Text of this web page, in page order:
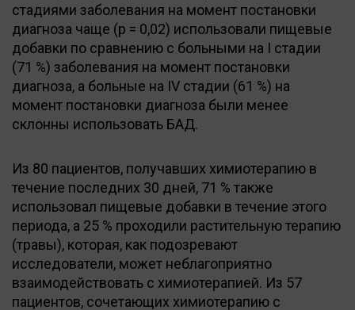
стадиями заболевания на момент постановки
диагноза чаще (р = 0,02) использовали пищевые
добавки по сравнению с больными на I стадии
(71 %) заболевания на момент постановки
диагноза, а больные на IV стадии (61 %) на
момент постановки диагноза были менее
склонны использовать БАД.
Из 80 пациентов, получавших химиотерапию в
течение последних 30 дней, 71 % также
использовал пищевые добавки в течение этого
периода, а 25 % проходили растительную терапию
(травы), которая, как подозревают
исследователи, может неблагоприятно
взаимодействовать с химиотерапией. Из 57
пациентов, сочетающих химиотерапию с